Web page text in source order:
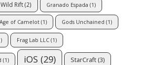
Wild Rift(2) Granado Espada (1)
of Camelot (1) Gods Unchained (1)
Frag Lab LLC (1)
(1) iOS (29) StarCraft (3)